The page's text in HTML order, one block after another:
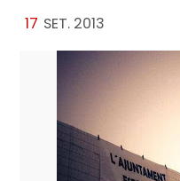
17 SET. 2013